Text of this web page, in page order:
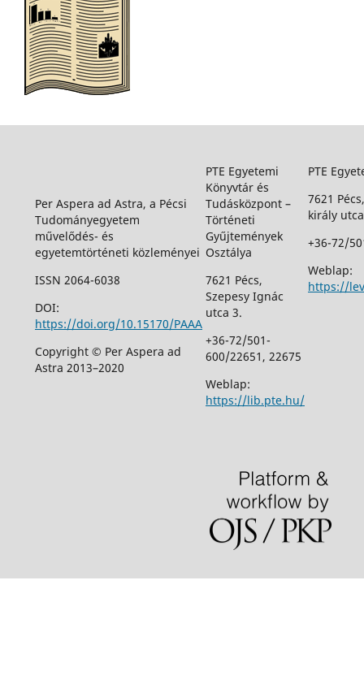
Per Aspera ad Astra, a Pécsi
Tudományegyetem
művelődés- és
egyetemtörténeti közleményei
ISSN 2064-6038
DOI:
https://doi.org/10.15170/PAAA
Copyright © Per Aspera ad
Astra 2013–2020
PTE Egyetemi
Könyvtár és
Tudásközpont –
Történeti
Gyűjtemények
Osztálya
7621 Pécs,
Szepesy Ignác
utca 3.
+36-72/501-
600/22651, 22675
Weblap:
https://lib.pte.hu/
PTE
7621
király
+36-72/
Weblap:
https://